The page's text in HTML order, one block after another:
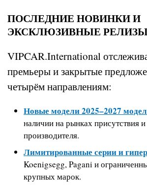
ПОСЛЕДНИЕ НОВИНКИ И
ЭКСКЛЮЗИВНЫЕ
VIPCAR.International
премьеры и закрытые
четырём направлениям:
Новые модели 2025–2027
наличии на рынках присутствия
производителя.
Лимитированные серии и
Koenigsegg, Pagani и
крупных марок.